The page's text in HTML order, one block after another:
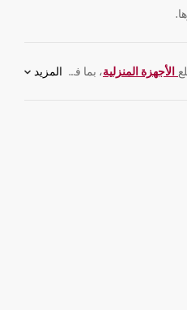
الأجهزة المنزلية، بما فيها الثلاجات
المزيد